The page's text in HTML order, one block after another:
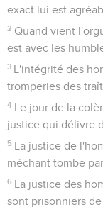
exact lui est
2 Quand vient
est avec les
3 L'intégrité des
tromperies des
4 Le jour de la
justice qui délivre
5 La justice de
méchant tombe
6 La justice des
sont prisonniers